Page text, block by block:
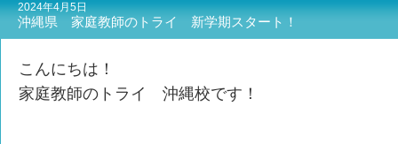
2024年4月5日
沖縄県 家庭教師のトライ 新学期スタート！
こんにちは！
家庭教師のトライ 沖縄校です！